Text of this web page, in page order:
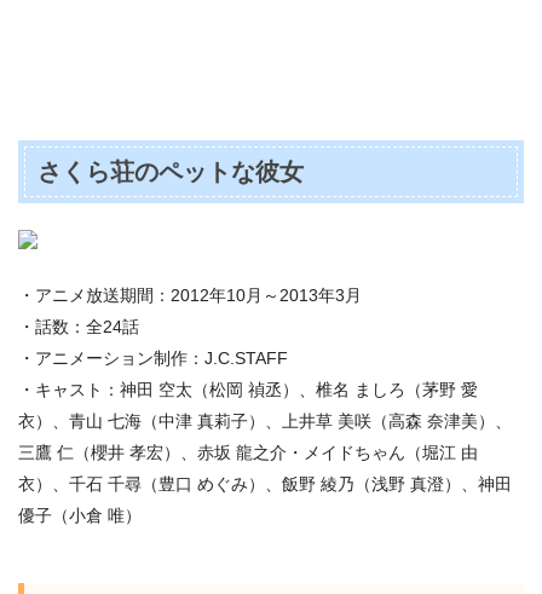
さくら荘のペットな彼女
・アニメ放送期間：2012年10月～2013年3月
・話数：全24話
・アニメーション制作：J.C.STAFF
・キャスト：神田 空太（松岡 禎丞）、椎名 ましろ（茅野 愛
衣）、青山 七海（中津 真莉子）、上井草 美咲（高森 奈津美）、
三鷹 仁（櫻井 孝宏）、赤坂 龍之介・メイドちゃん（堀江 由
衣）、千石 千尋（豊口 めぐみ）、飯野 綾乃（浅野 真澄）、神田
優子（小倉 唯）